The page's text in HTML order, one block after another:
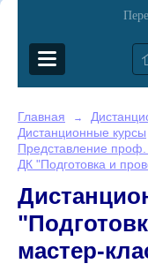
Главная →
Дистанционные курсы
Представление проф.
ДК "Подготовка и
мастер-